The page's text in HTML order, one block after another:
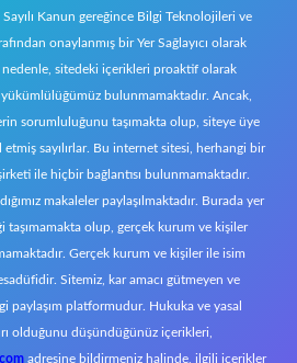
Kanun gereğince Bilgi Teknolojileri ve
onaylanmış bir Yer Sağlayıcı olarak
sitedeki içerikleri proaktif olarak
bulunmamaktadır. Ancak,
sorumluluğunu taşımakta olup, siteye üye
sayılırlar. Bu internet sitesi, herhangi bir
ile hiçbir bağlantısı bulunmamaktadır.
makaleler paylaşılmaktadır. Burada yer
taşımamakta olup, gerçek kurum ve kişiler
Gerçek kurum ve kişiler ile isim
Sitemiz, kar amacı gütmeyen ve
paylaşım platformudur. Hukuka ve yasal
olduğunu düşündüğünüz içerikleri,
adresine bildirmeniz halinde, ilgili içerikler